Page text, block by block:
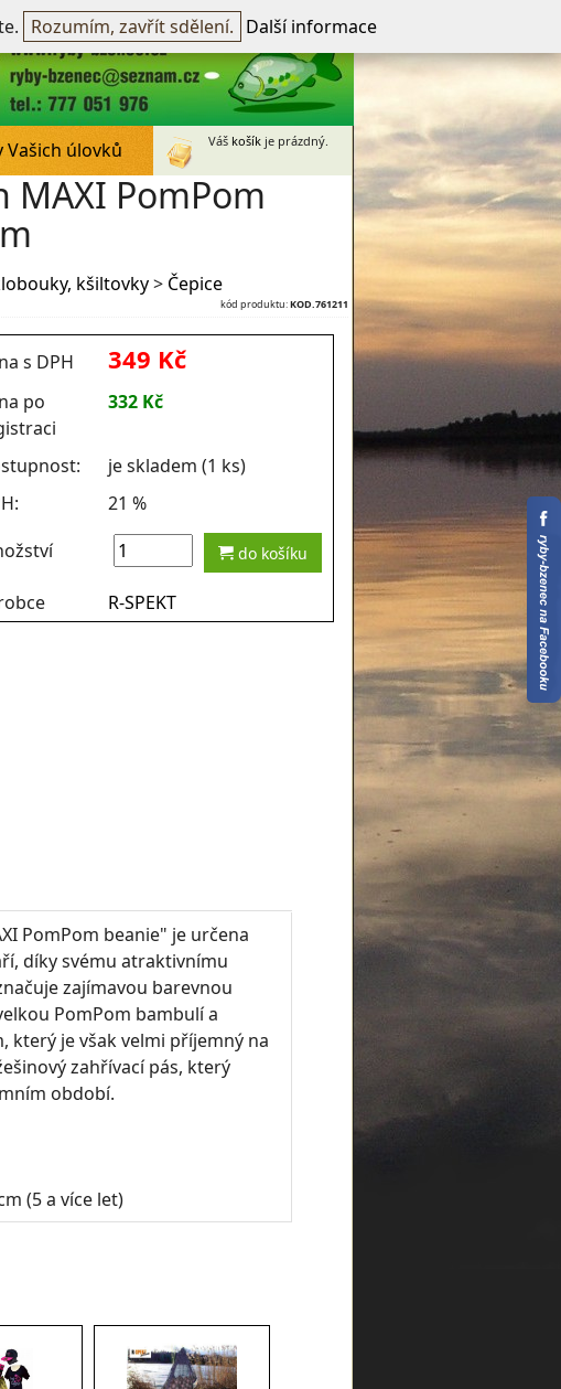
Nepřihlášen -přihlásit~Registrovat
Vašich úlovků Váš košík je prázdný.
MAXI PomPom
kšiltovky> Čepice
kód produktu:KOD.761211
s DPH 349 Kč
po
332 Kč
je skladem (1 ks)
21 %
do košíku
R-SPEKT
PomPom beanie" je určena
díky svému atraktivnímu
zajímavou barevnou
PomPom bambulí a
který je však velmi příjemný na
zahřívací pás, který
období.
(5 a více let)
Rozumím, zavřít sdělení. Další informace